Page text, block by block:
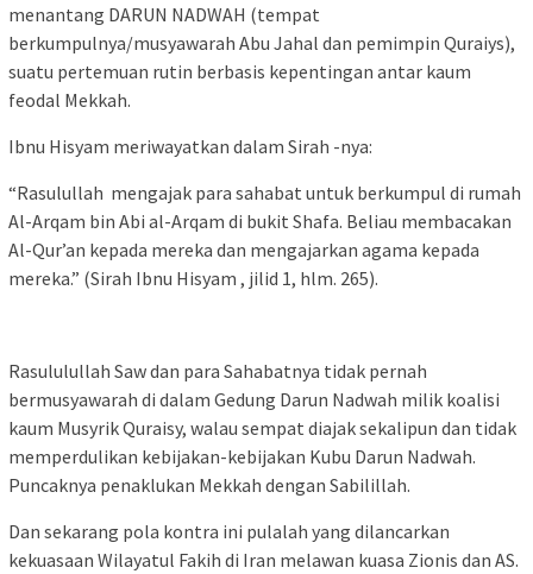
menantang DARUN NADWAH (tempat
berkumpulnya/musyawarah Abu Jahal dan pemimpin Quraiys),
suatu pertemuan rutin berbasis kepentingan antar kaum
feodal Mekkah.
Ibnu Hisyam meriwayatkan dalam Sirah -nya:
“Rasulullah mengajak para sahabat untuk berkumpul di rumah
Al-Arqam bin Abi al-Arqam di bukit Shafa. Beliau membacakan
Al-Qur’an kepada mereka dan mengajarkan agama kepada
mereka.” (Sirah Ibnu Hisyam , jilid 1, hlm. 265).
Rasululullah Saw dan para Sahabatnya tidak pernah
bermusyawarah di dalam Gedung Darun Nadwah milik koalisi
kaum Musyrik Quraisy, walau sempat diajak sekalipun dan tidak
memperdulikan kebijakan-kebijakan Kubu Darun Nadwah.
Puncaknya penaklukan Mekkah dengan Sabilillah.
Dan sekarang pola kontra ini pulalah yang dilancarkan
kekuasaan Wilayatul Fakih di Iran melawan kuasa Zionis dan AS.